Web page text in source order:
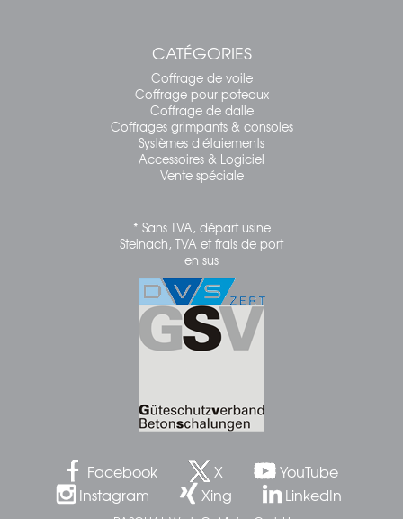
CATÉGORIES
Coffrage de voile
Coffrage pour poteaux
Coffrage de dalle
Coffrages grimpants & consoles
Systèmes d'étaiements
Accessoires & Logiciel
Vente spéciale
* Sans TVA, départ usine
Steinach, TVA et frais de port
en sus
Facebook X
YouTube
Instagram
Xing LinkedIn